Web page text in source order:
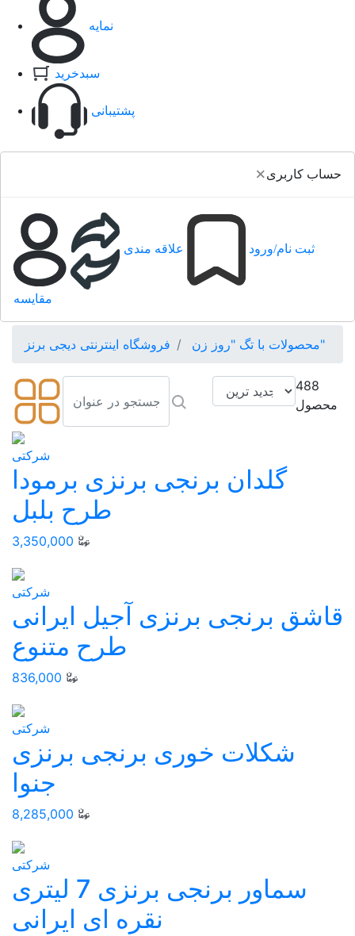
نمایه
سبدخرید
پشتیبانی
×حساب کاربری
ثبت نام/ورود علاقه مندی
مقایسه
فروشگاه اینترنتی دیجی برنز محصولات با تگ "روز زن"
488
محصول
شرکتی
گلدان برنجی برنزی برمودا
طرح بلبل
3,350,000
شرکتی
قاشق برنجی برنزی آجیل ایرانی
طرح متنوع
836,000
شرکتی
شکلات خوری برنجی برنزی
جنوا
8,285,000
شرکتی
سماور برنجی برنزی 7 لیتری
نقره ای ایرانی